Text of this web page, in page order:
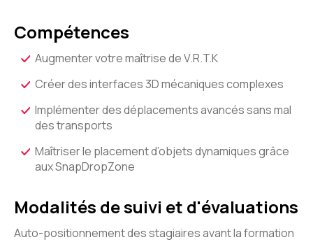
Compétences
Augmenter votre maîtrise de V.R.T.K
Créer des interfaces 3D mécaniques complexes
Implémenter des déplacements avancés sans mal
des transports
Maîtriser le placement d’objets dynamiques grâce
aux SnapDropZone
Modalités de suivi et d'évaluations
Auto-positionnement des stagiaires avant la formation